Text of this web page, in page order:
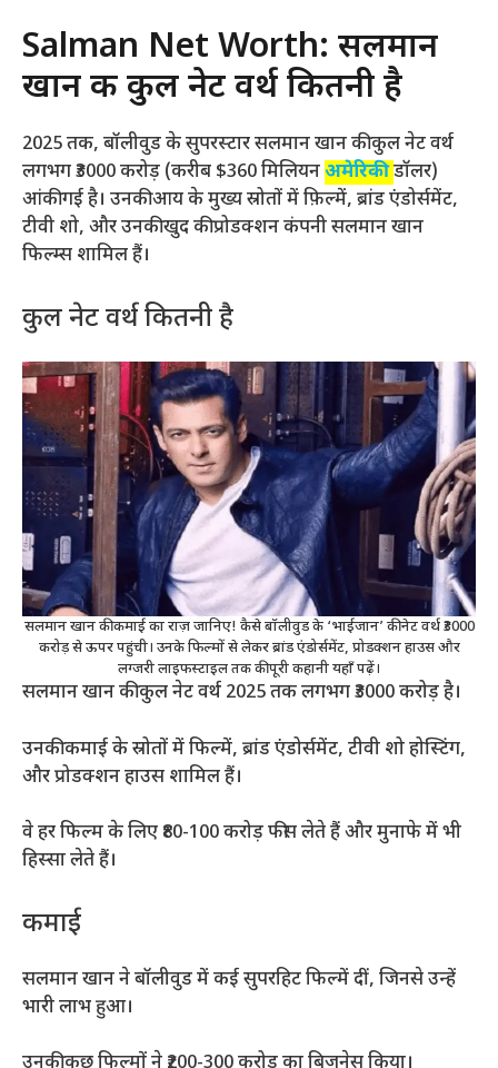
Salman Net Worth: सलमान
खान की कुल नेट वर्थ कितनी है
2025 तक, बॉलीवुड के सुपरस्टार सलमान खान की कुल नेट वर्थ
लगभग ₹3000 करोड़ (करीब $360 मिलियनअमेरिकीडॉलर)
आंकी गई है। उनकी आय के मुख्य स्रोतों में फ़िल्में, ब्रांड एंडोर्समेंट,
टीवी शो, और उनकी खुद की प्रोडक्शन कंपनी सलमान खान
फिल्म्स शामिल हैं।
कुल नेट वर्थ कितनी है
सलमान खान की कमाई का राज़ जानिए! कैसे बॉलीवुड के ‘भाईजान’ की नेट वर्थ ₹3000
करोड़ से ऊपर पहुंची। उनके फिल्मों से लेकर ब्रांड एंडोर्समेंट, प्रोडक्शन हाउस और
लग्जरी लाइफस्टाइल तक की पूरी कहानी यहाँ पढ़ें।
सलमान खान की कुल नेट वर्थ 2025 तक लगभग ₹3000 करोड़ है।
उनकी कमाई के स्रोतों में फिल्में, ब्रांड एंडोर्समेंट, टीवी शो होस्टिंग,
और प्रोडक्शन हाउस शामिल हैं।
वे हर फिल्म के लिए ₹80-100 करोड़ फीस लेते हैं और मुनाफे में भी
हिस्सा लेते हैं।
कमाई
सलमान खान ने बॉलीवुड में कई सुपरहिट फिल्में दीं, जिनसे उन्हें
भारी लाभ हुआ।